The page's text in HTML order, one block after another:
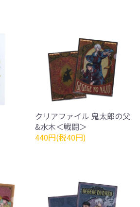
クリアファイル 鬼太郎の父
&水木＜戦闘＞
440円(税40円)